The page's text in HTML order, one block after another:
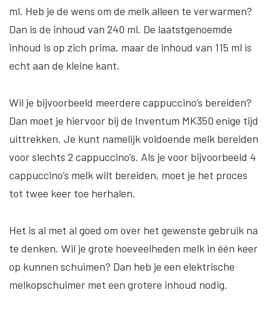
ml. Heb je de wens om de melk alleen te verwarmen?
Dan is de inhoud van 240 ml. De laatstgenoemde
inhoud is op zich prima, maar de inhoud van 115 ml is
echt aan de kleine kant.
Wil je bijvoorbeeld meerdere cappuccino’s bereiden?
Dan moet je hiervoor bij de Inventum MK350 enige tijd
uittrekken. Je kunt namelijk voldoende melk bereiden
voor slechts 2 cappuccino’s. Als je voor bijvoorbeeld 4
cappuccino’s melk wilt bereiden, moet je het proces
tot twee keer toe herhalen.
Het is al met al goed om over het gewenste gebruik na
te denken. Wil je grote hoeveelheden melk in één keer
op kunnen schuimen? Dan heb je een elektrische
melkopschuimer met een grotere inhoud nodig.